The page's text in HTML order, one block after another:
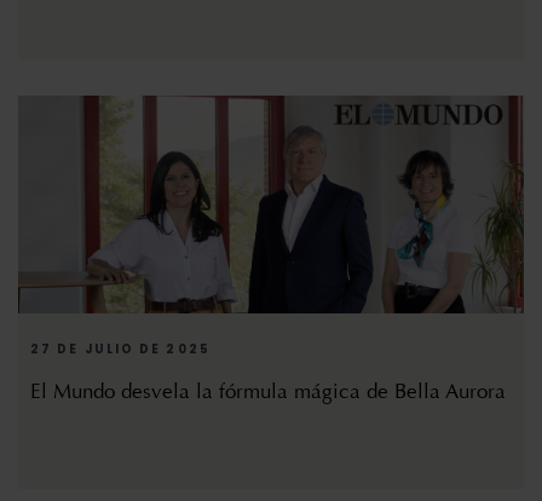
27 DE JULIO DE 2025
El Mundo desvela la fórmula mágica de Bella Aurora